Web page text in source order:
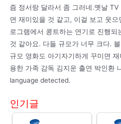
즘 정서랑 달라서 좀 그러네.옛날
면 재미있을 것 같고, 이걸 보고 웃
로그램에서 콩트하는 연기로 진행되
것 같아요. 다들 규모가 너무 크다.
규모 영화도 아기자기하게 꾸미면
용한 가족 감독 김지운 출연 박인환
language detected.
인기글